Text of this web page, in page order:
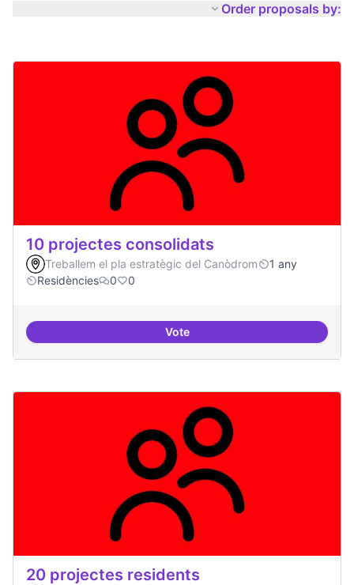
Order proposals by:
10 projectes consolidats
Treballem el pla estratègic del Canòdrom
1 any
Residències
0 0
Vote10 projectes consolidats
20 projectes residents